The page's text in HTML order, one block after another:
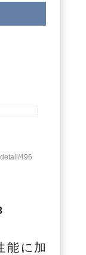
496
能に加